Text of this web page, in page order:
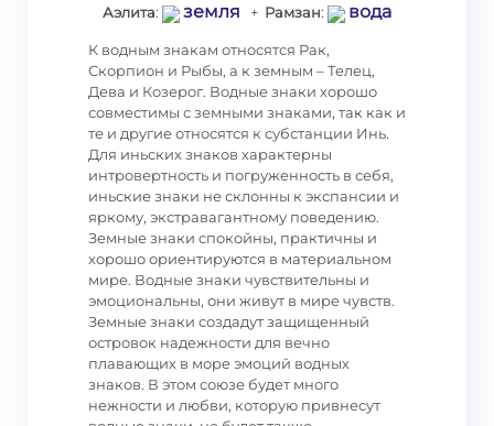
Аэлита: земля + Рамзан: вода
К водным знакам относятся Рак,
Скорпион и Рыбы, а к земным – Телец,
Дева и Козерог. Водные знаки хорошо
совместимы с земными знаками, так как и
те и другие относятся к субстанции Инь.
Для иньских знаков характерны
интровертность и погруженность в себя,
иньские знаки не склонны к экспансии и
яркому, экстравагантному поведению.
Земные знаки спокойны, практичны и
хорошо ориентируются в материальном
мире. Водные знаки чувствительны и
эмоциональны, они живут в мире чувств.
Земные знаки создадут защищенный
островок надежности для вечно
плавающих в море эмоций водных
знаков. В этом союзе будет много
нежности и любви, которую привнесут